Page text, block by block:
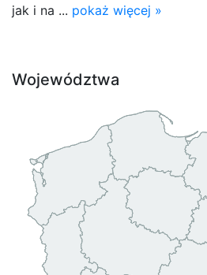
jak i na ... pokaż więcej »
Województwa